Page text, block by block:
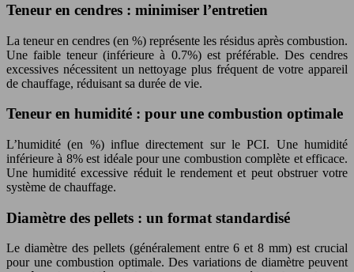
Teneur en cendres : minimiser l’entretien
La teneur en cendres (en %) représente les résidus après combustion.
Une faible teneur (inférieure à 0.7%) est préférable. Des cendres
excessives nécessitent un nettoyage plus fréquent de votre appareil
de chauffage, réduisant sa durée de vie.
Teneur en humidité : pour une combustion optimale
L’humidité (en %) influe directement sur le PCI. Une humidité
inférieure à 8% est idéale pour une combustion complète et efficace.
Une humidité excessive réduit le rendement et peut obstruer votre
système de chauffage.
Diamètre des pellets : un format standardisé
Le diamètre des pellets (généralement entre 6 et 8 mm) est crucial
pour une combustion optimale. Des variations de diamètre peuvent